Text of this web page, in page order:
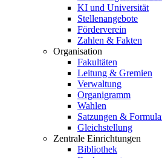
KI und Universität
Stellenangebote
Förderverein
Zahlen & Fakten
Organisation
Fakultäten
Leitung & Gremien
Verwaltung
Organigramm
Wahlen
Satzungen &
Gleichstellung
Zentrale Einrichtungen
Bibliothek